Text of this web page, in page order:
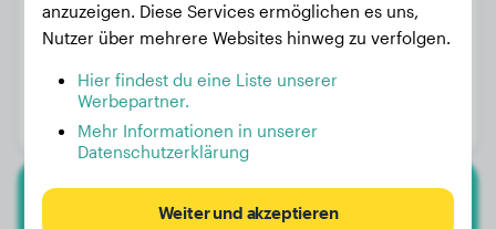
Alter:
3 Jahre, 5 Monate
Geschlecht:
Golden Retriever
anzuzeigen. Diese Services ermöglichen es uns,
Nutzer über mehrere Websites hinweg zu verfolgen.
Hier findest du eine Liste unserer
Werbepartner.
Mehr Informationen in unserer
Datenschutzerklärung
Weiter und akzeptieren